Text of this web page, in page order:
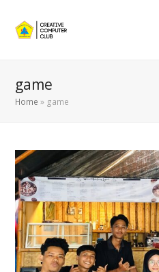
game
Home » game